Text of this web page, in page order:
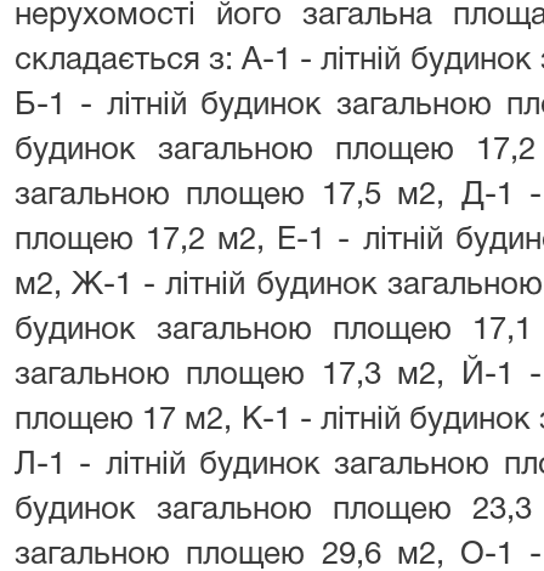
нерухомості його загальна
складається з: А-1 - літній
Б-1 - літній будинок загальною
будинок загальною площею
загальною площею 17,5 м2, Д-1 -
площею 17,2 м2, Е-1 - літній
м2, Ж-1 - літній будинок
будинок загальною площею
загальною площею 17,3 м2, Й-1 -
площею 17 м2, К-1 - літній
Л-1 - літній будинок загальною
будинок загальною площею
загальною площею 29,6 м2, О-1 -